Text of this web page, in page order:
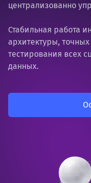
централизованно
Стабильная работа
архитектуры,
тестирования всех
данных.